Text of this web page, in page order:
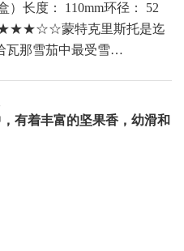
）长度： 110mm环径： 52
★★★☆☆蒙特克里斯托是迄
瓦那雪茄中最受雪…
有着丰富的坚果香，幼滑和